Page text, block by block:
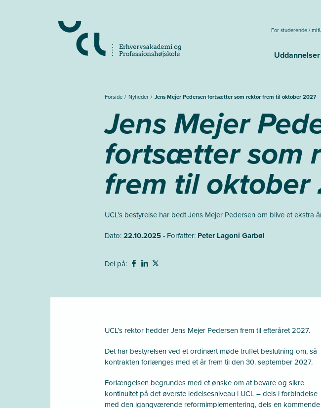
For studerende /
Uddannelser
Forside Nyheder Jens Mejer Pedersen fortsætter som rektor frem til oktober 2027
Jens Mejer
fortsætter som
frem til oktober
UCL’s bestyrelse har bedt Jens Mejer Pedersen om blive et ekstra
Dato:22.10.2025- Forfatter: Peter Lagoni Garbøl
Del på:
UCL’s rektor hedder Jens Mejer Pedersen frem til efteråret 2027.
Det har bestyrelsen ved et ordinært møde truffet beslutning om, så
kontrakten forlænges med et år frem til den 30. september 2027.
Forlængelsen begrundes med et ønske om at bevare og sikre
kontinuitet på det øverste ledelsesniveau i UCL – dels i forbindelse
med den igangværende reformimplementering, dels en kommende